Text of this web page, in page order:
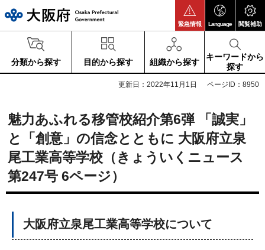
緊急情報 Language 閲覧補助
分類から探す 目的から探す 組織から探す
キーワードから
探す
更新日：2022年11月1日 ページID：8950
魅力あふれる移管校紹介第6弾 「誠実」
と「創意」の信念とともに 大阪府立泉
尾工業高等学校（きょういくニュース
第247号 6ページ）
大阪府立泉尾工業高等学校について